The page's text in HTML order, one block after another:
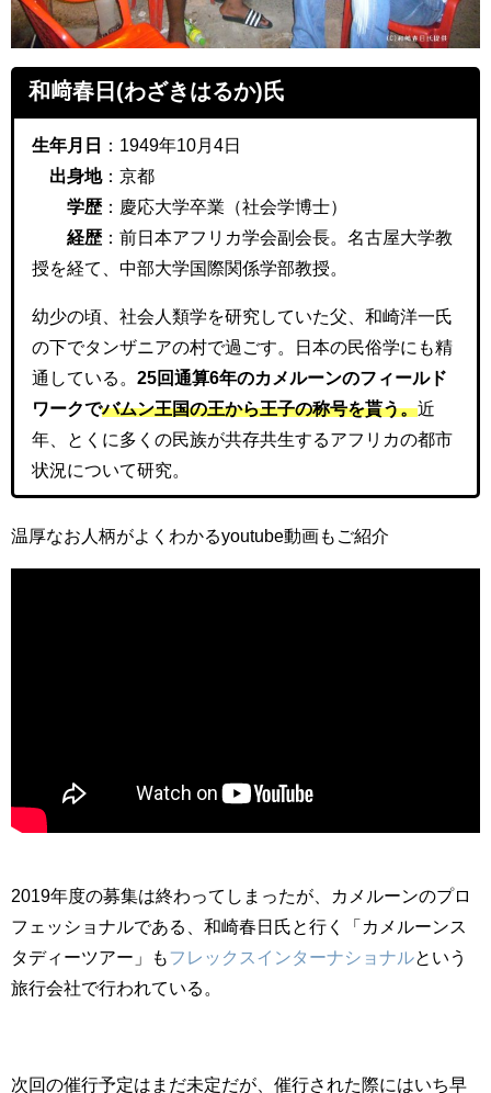
和﨑春日(わざきはるか)氏
生年月日
：1949年10月4日
出身地：京都
学歴：慶応大学卒業（社会学博士）
経歴：前日本アフリカ学会副会長。名古屋大学教
授を経て、中部大学国際関係学部教授。
幼少の頃、社会人類学を研究していた父、和崎洋一氏
の下でタンザニアの村で過ごす。日本の民俗学にも精
通している。 25回通算6年のカメルーンのフィールド
ワークでバムン王国の王から王子の称号を貰う。近
年、とくに多くの民族が共存共生するアフリカの都市
状況について研究。
温厚なお人柄がよくわかるyoutube動画もご紹介
2019年度の募集は終わってしまったが、カメルーンのプロ
フェッショナルである、和崎春日氏と行く「カメルーンス
タディーツアー」もフレックスインターナショナルという
旅行会社で行われている。
次回の催行予定はまだ未定だが、催行された際にはいち早